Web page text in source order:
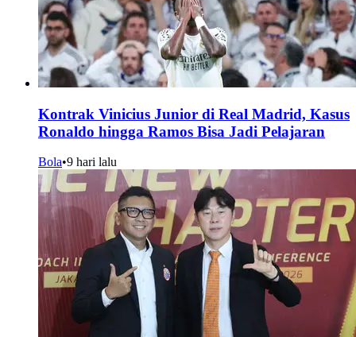
Kontrak Vinicius Junior di Real Madrid, Kasus
Ronaldo hingga Ramos Bisa Jadi Pelajaran
Bola•9 hari lalu